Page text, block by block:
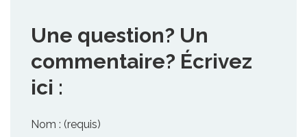
Une question? Un
commentaire? Écrivez
ici :
Nom : (requis)